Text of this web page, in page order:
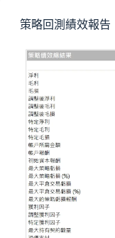
策略回測績效報告